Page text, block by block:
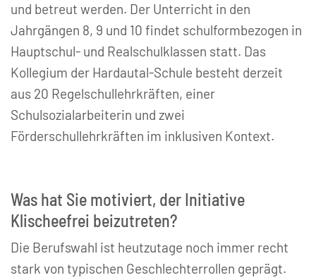
und betreut werden. Der Unterricht in den
Jahrgängen 8, 9 und 10 findet schulformbezogen in
Hauptschul- und Realschulklassen statt. Das
Kollegium der Hardautal-Schule besteht derzeit
aus 20 Regelschullehrkräften, einer
Schulsozialarbeiterin und zwei
Förderschullehrkräften im inklusiven Kontext.
Was hat Sie motiviert, der Initiative
Klischeefrei beizutreten?
Die Berufswahl ist heutzutage noch immer recht
stark von typischen Geschlechterrollen geprägt.